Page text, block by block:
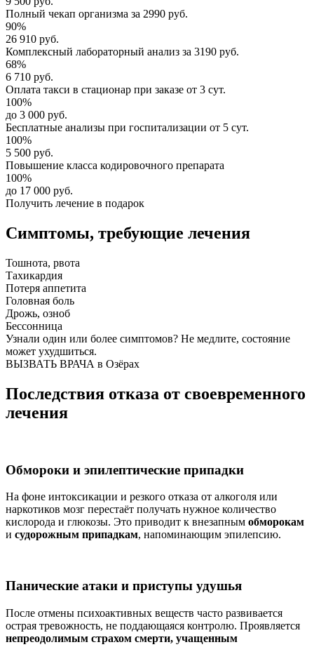
Полный чекап организма за 2990 руб.
90%
26 910 руб.
Комплексный лабораторный анализ за 3190 руб.
68%
6 710 руб.
Оплата такси в стационар при заказе от 3 сут.
100%
до 3 000 руб.
Бесплатные анализы при госпитализации от 5 сут.
100%
5 500 руб.
Повышение класса кодировочного препарата
100%
до 17 000 руб.
Получить лечение в подарок
Симптомы, требующие лечения
Тошнота, рвота
Тахикардия
Потеря аппетита
Головная боль
Дрожь, озноб
Бессонница
Узнали один или более симптомов? Не медлите, состояние
может ухудшиться.
ВЫЗВАТЬ ВРАЧА в Озёрах
Последствия отказа от своевременного
лечения
Обмороки и эпилептические припадки
На фоне интоксикации и резкого отказа от алкоголя или
наркотиков мозг перестаёт получать нужное количество
кислорода и глюкозы. Это приводит к внезапным обморокам
и судорожным припадкам, напоминающим эпилепсию.
Панические атаки и приступы удушья
После отмены психоактивных веществ часто развивается
острая тревожность, не поддающаяся контролю. Проявляется
непреодолимым страхом смерти, учащенным